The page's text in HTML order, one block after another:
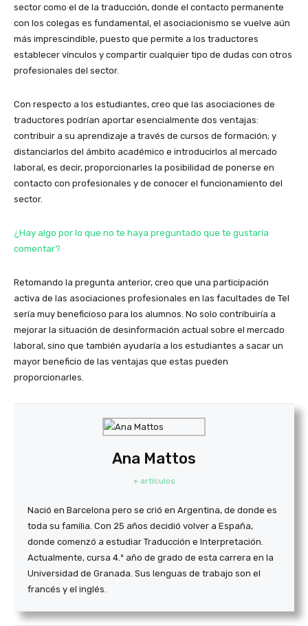
sector como el de la traducción, donde el contacto permanente
con los colegas es fundamental, el asociacionismo se vuelve aún
más imprescindible, puesto que permite a los traductores
establecer vínculos y compartir cualquier tipo de dudas con otros
profesionales del sector.
Con respecto a los estudiantes, creo que las asociaciones de
traductores podrían aportar esencialmente dos ventajas:
contribuir a su aprendizaje a través de cursos de formación; y
distanciarlos del ámbito académico e introducirlos al mercado
laboral, es decir, proporcionarles la posibilidad de ponerse en
contacto con profesionales y de conocer el funcionamiento del
sector.
¿Hay algo por lo que no te haya preguntado que te gustaría
comentar?
Retomando la pregunta anterior, creo que una participación
activa de las asociaciones profesionales en las facultades de TeI
sería muy beneficioso para los alumnos. No solo contribuiría a
mejorar la situación de desinformación actual sobre el mercado
laboral, sino que también ayudaría a los estudiantes a sacar un
mayor beneficio de las ventajas que estas pueden
proporcionarles.
Ana Mattos
+ artículos
Nació en Barcelona pero se crió en Argentina, de donde es
toda su familia. Con 25 años decidió volver a España,
donde comenzó a estudiar Traducción e Interpretación.
Actualmente, cursa 4.º año de grado de esta carrera en la
Universidad de Granada. Sus lenguas de trabajo son el
francés y el inglés.